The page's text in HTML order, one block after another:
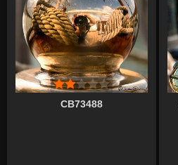
CB73488